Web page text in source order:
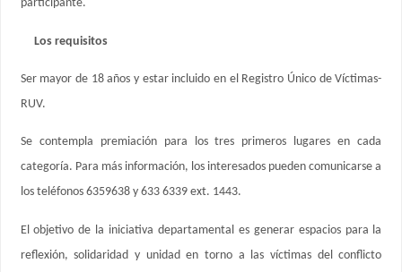
participante.
Los requisitos
Ser mayor de 18 años y estar incluido en el Registro Único de Víctimas-
RUV.
Se contempla premiación para los tres primeros lugares en cada
categoría. Para más información, los interesados pueden comunicarse a
los teléfonos 6359638 y 633 6339 ext. 1443.
El objetivo de la iniciativa departamental es generar espacios para la
reflexión, solidaridad y unidad en torno a las víctimas del conflicto